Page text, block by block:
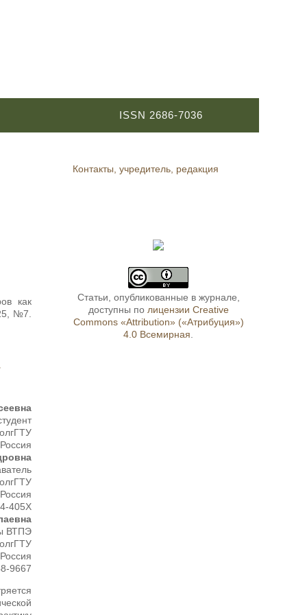
ISSN 2686-7036
как
№7.
405X
ВТПЭ
9667
Контакты, учредитель, редакция
Статьи, опубликованные в журнале,
доступны по лицензии Creative
Commons «Attribution» («Атрибуция»)
4.0 Всемирная